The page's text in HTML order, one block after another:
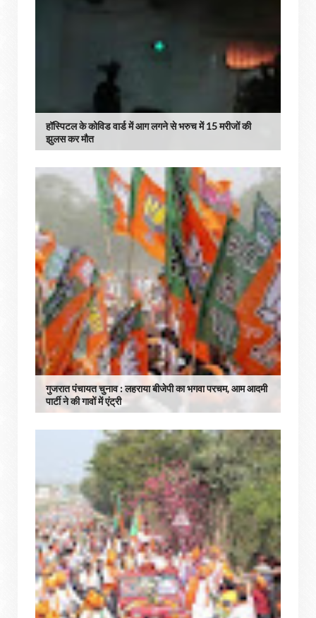
हॉस्पिटल के कोविड वार्ड में आग लगने से भरुच में 15 मरीजों की
झुलस कर मौत
गुजरात पंचायत चुनाव : लहराया बीजेपी का भगवा परचम, आम आदमी
पार्टी ने की गावों में एंट्री